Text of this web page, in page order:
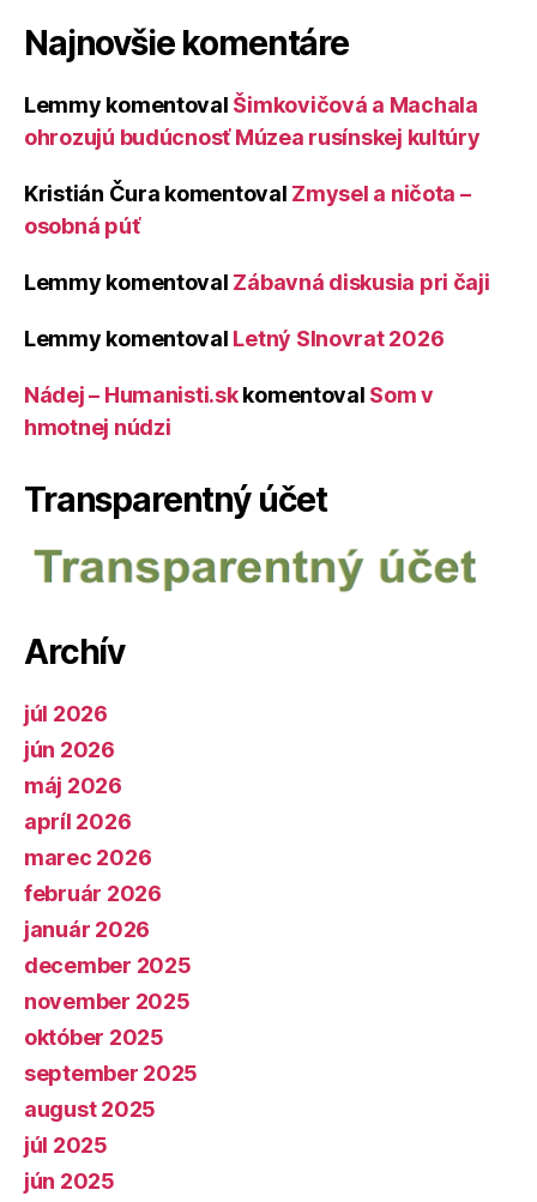
Najnovšie komentáre
Lemmy komentoval Šimkovičová a Machala
ohrozujú budúcnosť Múzea rusínskej kultúry
Kristián Čura komentoval Zmysel a ničota –
osobná púť
Lemmy komentoval Zábavná diskusia pri čaji
Lemmy komentoval Letný Slnovrat 2026
Nádej – Humanisti.skkomentoval Som v
hmotnej núdzi
Transparentný účet
Archív
júl 2026
jún 2026
máj 2026
apríl 2026
marec 2026
február 2026
január 2026
december 2025
november 2025
október 2025
september 2025
august 2025
júl 2025
jún 2025